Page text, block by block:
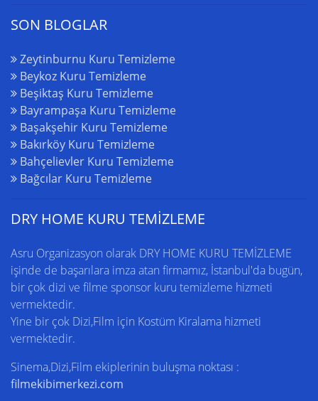
SON BLOGLAR
Zeytinburnu Kuru Temizleme
Beykoz Kuru Temizleme
Beşiktaş Kuru Temizleme
Bayrampaşa Kuru Temizleme
Başakşehir Kuru Temizleme
Bakırköy Kuru Temizleme
Bahçelievler Kuru Temizleme
Bağcılar Kuru Temizleme
DRY HOME KURU TEMİZLEME
Asru Organizasyon olarak DRY HOME KURU TEMİZLEME
işinde de başarılara imza atan firmamız, İstanbul'da bugün,
bir çok dizi ve filme sponsor kuru temizleme hizmeti
vermektedir.
Yine bir çok Dizi,Film için Kostüm Kiralama hizmeti
vermektedir.
Sinema,Dizi,Film ekiplerinin buluşma noktası :
filmekibimerkezi.com